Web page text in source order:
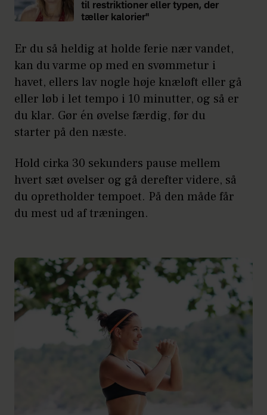
til restriktioner eller typen, der
tæller kalorier"
Er du så heldig at holde ferie nær vandet,
kan du varme op med en svømmetur i
havet, ellers lav nogle høje knæløft eller gå
eller løb i let tempo i 10 minutter, og så er
du klar. Gør én øvelse færdig, før du
starter på den næste.
Hold cirka 30 sekunders pause mellem
hvert sæt øvelser og gå derefter videre, så
du opretholder tempoet. På den måde får
du mest ud af træningen.